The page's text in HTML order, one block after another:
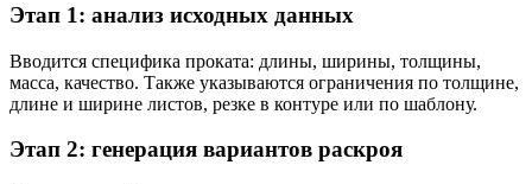
Этап 1: анализ исходных данных
Вводится специфика проката: длины, ширины, толщины,
масса, качество. Также указываются ограничения по толщине,
длине и ширине листов, резке в контуре или по шаблону.
Этап 2: генерация вариантов раскроя